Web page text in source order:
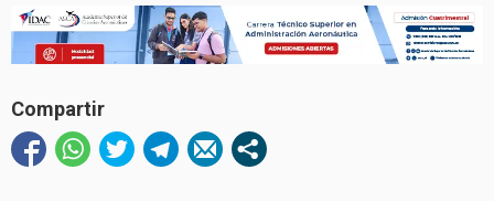
Compartir